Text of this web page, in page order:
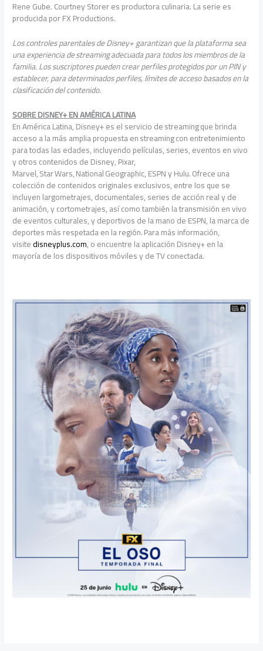
Rene Gube. Courtney Storer es productora culinaria. La serie es
producida por FX Productions.
Los controles parentales de Disney+ garantizan que la plataforma sea
una experiencia de streaming adecuada para todos los miembros de la
familia. Los suscriptores pueden crear perfiles protegidos por un PIN y
establecer, para determinados perfiles, límites de acceso basados en la
clasificación del contenido.
SOBRE DISNEY+ EN AMÉRICA LATINA
En América Latina, Disney+ es el servicio de streaming que brinda
acceso a la más amplia propuesta en streaming con entretenimiento
para todas las edades, incluyendo películas, series, eventos en vivo
y otros contenidos de Disney, Pixar,
Marvel, Star Wars, National Geographic, ESPN y Hulu. Ofrece una
colección de contenidos originales exclusivos, entre los que se
incluyen largometrajes, documentales, series de acción real y de
animación, y cortometrajes, así como también la transmisión en vivo
de eventos culturales, y deportivos de la mano de ESPN, la marca de
deportes más respetada en la región. Para más información,
visitedisneyplus.com, o encuentre la aplicación Disney+ en la
mayoría de los dispositivos móviles y de TV conectada.